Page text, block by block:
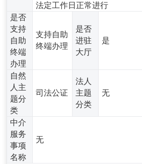
法定工作日正常进行
是否
支持
自助
终端
办理
支持自助
终端办理
是否
进驻
大厅
是
自然
人主
题分
类
司法公证
法人
主题
分类
无
中介
服务
事项
名称
无